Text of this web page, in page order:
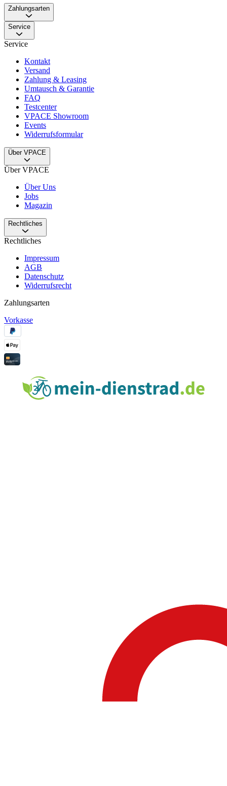
Zahlungsarten
Service
Service
Kontakt
Versand
Zahlung & Leasing
Umtausch & Garantie
FAQ
Testcenter
VPACE Showroom
Events
Widerrufsformular
Über VPACE
Über VPACE
Über Uns
Jobs
Magazin
Rechtliches
Rechtliches
Impressum
AGB
Datenschutz
Widerrufsrecht
Zahlungsarten
Vorkasse